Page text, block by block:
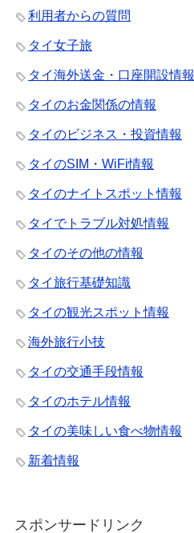
利用者からの質問
タイ女子旅
タイ海外送金・口座開設情報
タイのお金関係の情報
タイのビジネス・投資情報
タイのSIM・WiFi情報
タイのナイトスポット情報
タイでトラブル対処情報
タイのその他の情報
タイ旅行基礎知識
タイの観光スポット情報
海外旅行小技
タイの交通手段情報
タイのホテル情報
タイの美味しい食べ物情報
新着情報
スポンサードリンク